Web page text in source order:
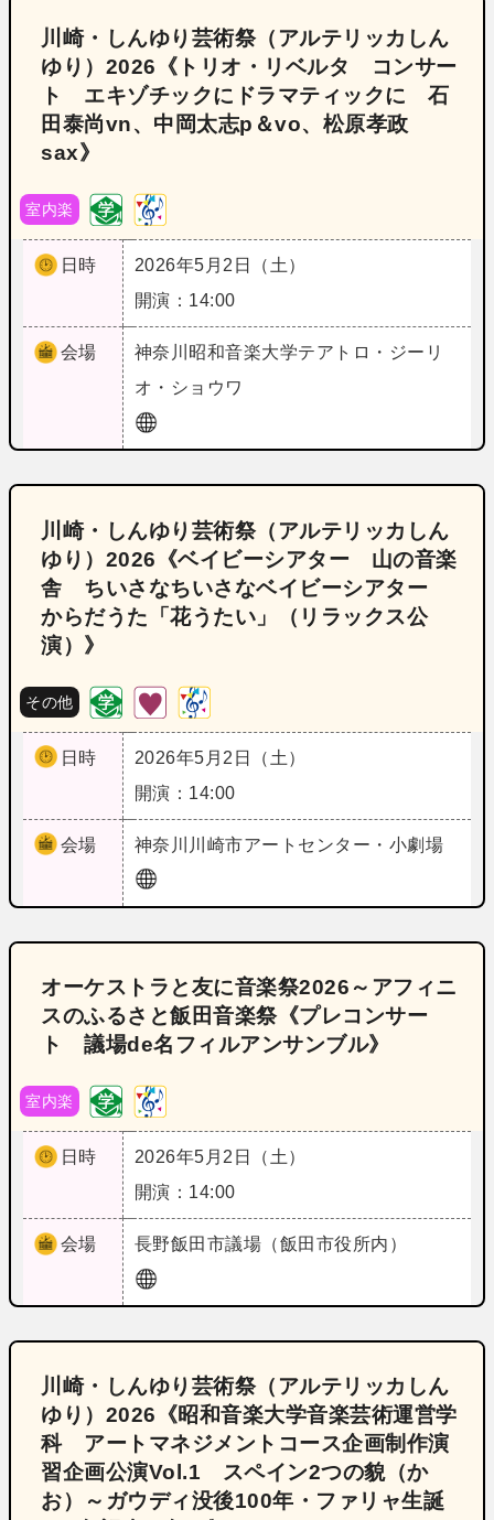
川崎・しんゆり芸術祭（アルテリッカしん
ゆり）2026《トリオ・リベルタ コンサー
ト エキゾチックにドラマティックに 石
田泰尚vn、中岡太志p＆vo、松原孝政
sax》
室内楽
日時
2026年5月2日（土）
開演：14:00
会場 神奈川 昭和音楽大学テアトロ・ジーリ
オ・ショウワ
川崎・しんゆり芸術祭（アルテリッカしん
ゆり）2026《ベイビーシアター 山の音楽
舎 ちいさなちいさなベイビーシアター
からだうた「花うたい」（リラックス公
演）》
その他
日時
2026年5月2日（土）
開演：14:00
会場 神奈川 川崎市アートセンター・小劇場
オーケストラと友に音楽祭2026～アフィニ
スのふるさと飯田音楽祭《プレコンサー
ト 議場de名フィルアンサンブル》
室内楽
日時
2026年5月2日（土）
開演：14:00
会場 長野飯田市議場（飯田市役所内）
川崎・しんゆり芸術祭（アルテリッカしん
ゆり）2026《昭和音楽大学音楽芸術運営学
科 アートマネジメントコース企画制作演
習企画公演Vol.1 スペイン2つの貌（か
お）～ガウディ没後100年・ファリャ生誕